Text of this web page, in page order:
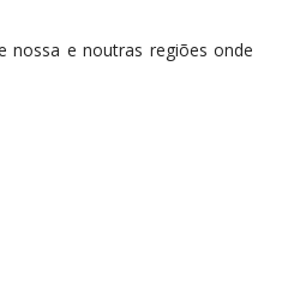
nossa e noutras regiões onde